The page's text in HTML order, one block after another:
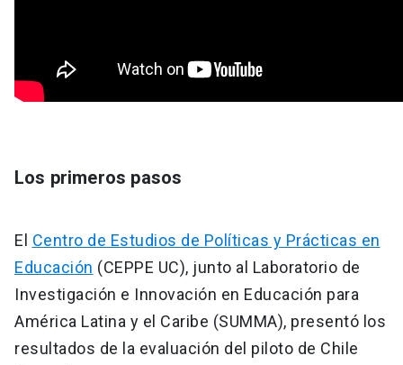
Los primeros pasos
El Centro de Estudios de Políticas y Prácticas en
Educación (CEPPE UC), junto al Laboratorio de
Investigación e Innovación en Educación para
América Latina y el Caribe (SUMMA), presentó los
resultados de la evaluación del piloto de Chile